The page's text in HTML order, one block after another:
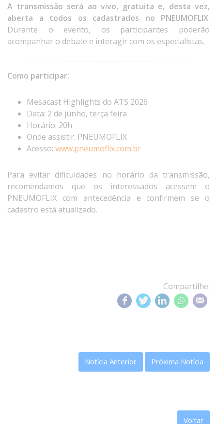
A transmissão será ao vivo, gratuita e, desta vez,
aberta a todos os cadastrados no PNEUMOFLIX.
Durante o evento, os participantes poderão
acompanhar o debate e interagir com os especialistas.
Como participar:
Mesacast Highlights do ATS 2026
Data: 2 de junho, terça feira
Horário: 20h
Onde assistir: PNEUMOFLIX
Acesso: www.pneumoflix.com.br
Para evitar dificuldades no horário da transmissão,
recomendamos que os interessados acessem o
PNEUMOFLIX com antecedência e confirmem se o
cadastro está atualizado.
Compartilhe:
Notícia Anterior Próxima Notícia
Voltar